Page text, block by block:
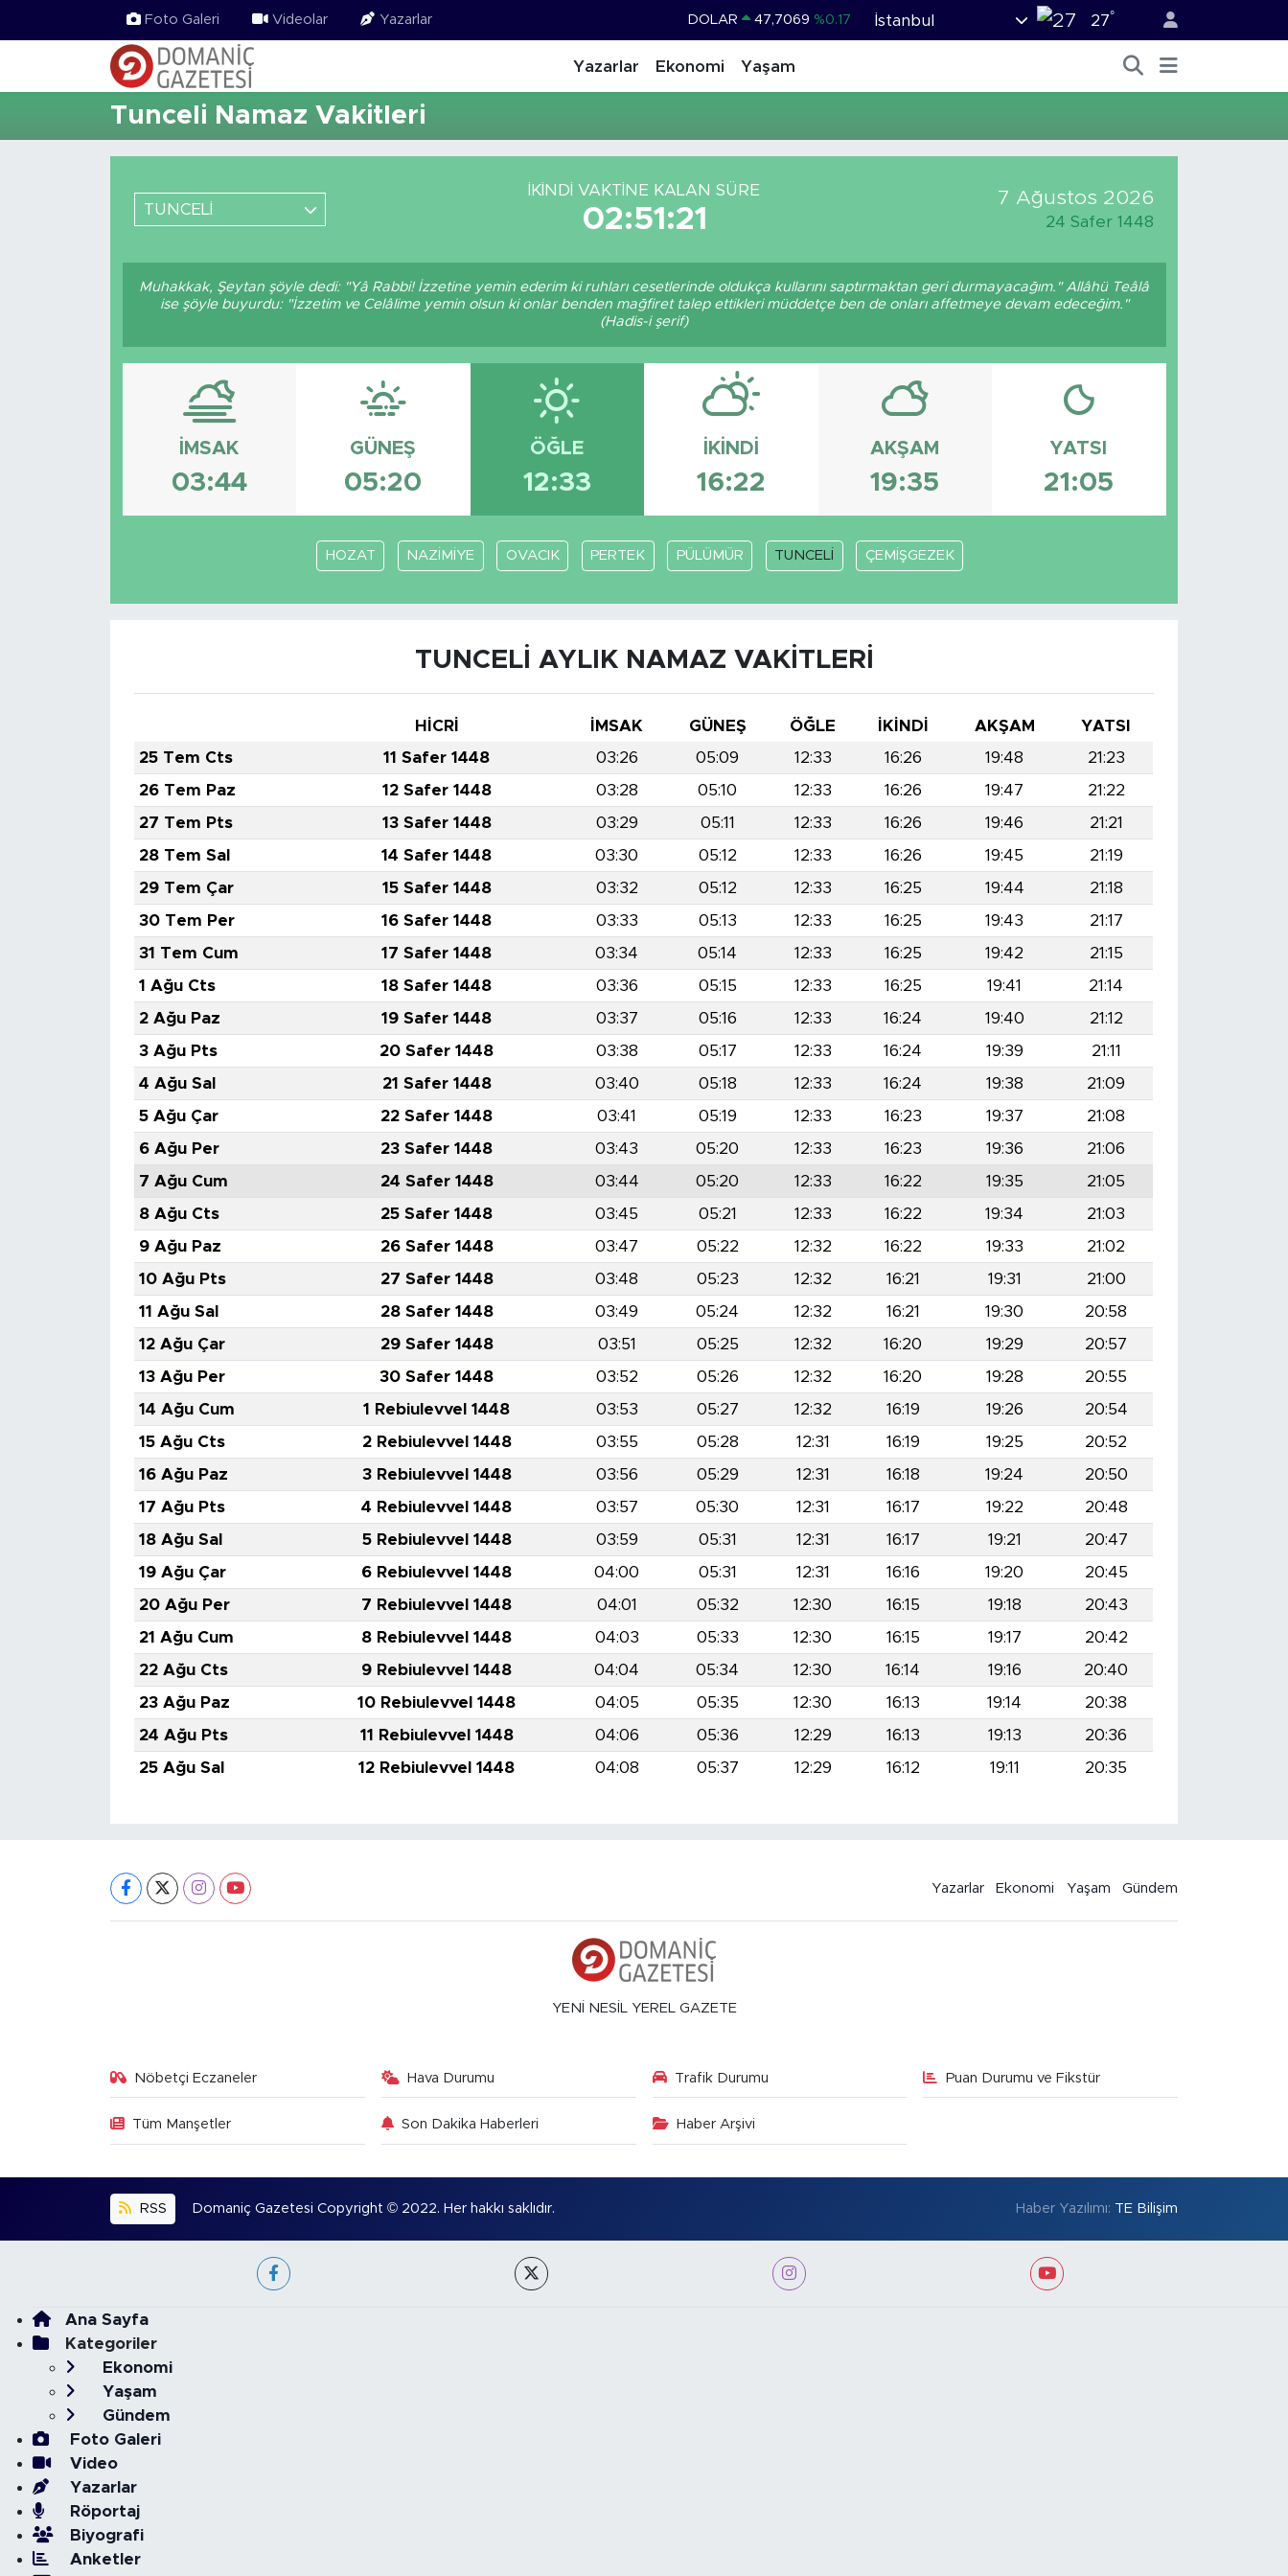
Foto Galeri Videolar Yazarlar DOLAR 47,7069 %0.17
STERLİN 64,1897 %0.02
BİST100 13.887 %64
BITCOIN 64.360,53
İstanbul 27°
Yazarlar Ekonomi Yaşam
Tunceli Namaz Vakitleri
TUNCELİ
İKINDI VAKTINE KALAN SÜRE
02:51:21
7 Ağustos 2026
24 Safer 1448
Muhakkak, Şeytan şöyle dedi: "Yâ Rabbi! İzzetine yemin ederim ki ruhları cesetlerinde oldukça kullarını saptırmaktan geri durmayacağım." Allâhü Teâlâ
ise şöyle buyurdu: "İzzetim ve Celâlime yemin olsun ki onlar benden mağfiret talep ettikleri müddetçe ben de onları affetmeye devam edeceğim."
(Hadis-i şerif)
İMSAK
03:44
GÜNEŞ
05:20
ÖĞLE
12:33
İKINDI
16:22
AKŞAM
19:35
YATSI
21:05
HOZAT NAZİMİYE OVACIK PERTEK PÜLÜMÜR TUNCELİ ÇEMİŞGEZEK
TUNCELİ AYLIK NAMAZ VAKITLERI
HİCRİ İMSAK GÜNEŞ ÖĞLE İKINDI AKŞAM
YATSI
25 Tem Cts
11 Safer 1448 03:26 05:09 12:33 16:26 19:48
21:23
26 Tem Paz
12 Safer 1448 03:28 05:10 12:33 16:26 19:47
21:22
27 Tem Pts
13 Safer 1448 03:29 05:11 12:33 16:26 19:46
21:21
28 Tem Sal
14 Safer 1448 03:30 05:12 12:33 16:26 19:45
21:19
29 Tem Çar
15 Safer 1448 03:32 05:12 12:33 16:25 19:44
21:18
30 Tem Per
16 Safer 1448 03:33 05:13 12:33 16:25 19:43
21:17
31 Tem Cum
17 Safer 1448 03:34 05:14 12:33 16:25 19:42
21:15
1 Ağu Cts
18 Safer 1448 03:36 05:15 12:33 16:25 19:41
21:14
2 Ağu Paz
19 Safer 1448 03:37 05:16 12:33 16:24 19:40
21:12
3 Ağu Pts
20 Safer 1448 03:38 05:17 12:33 16:24 19:39
21:11
4 Ağu Sal
21 Safer 1448 03:40 05:18 12:33 16:24 19:38
21:09
5 Ağu Çar
22 Safer 1448 03:41 05:19 12:33 16:23 19:37
21:08
6 Ağu Per
23 Safer 1448 03:43 05:20 12:33 16:23 19:36
21:06
7 Ağu Cum
24 Safer 1448 03:44 05:20 12:33 16:22 19:35
21:05
8 Ağu Cts
25 Safer 1448 03:45 05:21 12:33 16:22 19:34
21:03
9 Ağu Paz
26 Safer 1448 03:47 05:22 12:32 16:22 19:33
21:02
10 Ağu Pts
27 Safer 1448 03:48 05:23 12:32 16:21 19:31
21:00
11 Ağu Sal
28 Safer 1448 03:49 05:24 12:32 16:21 19:30
20:58
12 Ağu Çar
29 Safer 1448 03:51 05:25 12:32 16:20 19:29
20:57
13 Ağu Per
30 Safer 1448 03:52 05:26 12:32 16:20 19:28
20:55
14 Ağu Cum
1 Rebiulevvel 1448 03:53 05:27 12:32 16:19 19:26
20:54
15 Ağu Cts
2 Rebiulevvel 1448 03:55 05:28 12:31 16:19 19:25
20:52
16 Ağu Paz
3 Rebiulevvel 1448 03:56 05:29 12:31 16:18 19:24
20:50
17 Ağu Pts
4 Rebiulevvel 1448 03:57 05:30 12:31 16:17 19:22
20:48
18 Ağu Sal
5 Rebiulevvel 1448 03:59 05:31 12:31 16:17 19:21
20:47
19 Ağu Çar
6 Rebiulevvel 1448 04:00 05:31 12:31 16:16 19:20
20:45
20 Ağu Per
7 Rebiulevvel 1448 04:01 05:32 12:30 16:15 19:18
20:43
21 Ağu Cum
8 Rebiulevvel 1448 04:03 05:33 12:30 16:15 19:17
20:42
22 Ağu Cts
9 Rebiulevvel 1448 04:04 05:34 12:30 16:14 19:16
20:40
23 Ağu Paz
10 Rebiulevvel 1448 04:05 05:35 12:30 16:13 19:14
20:38
24 Ağu Pts
11 Rebiulevvel 1448 04:06 05:36 12:29 16:13 19:13
20:36
25 Ağu Sal
12 Rebiulevvel 1448 04:08 05:37 12:29 16:12 19:11 20:35
Yazarlar Ekonomi Yaşam Gündem
YENİ NESİL YEREL GAZETE
Nöbetçi Eczaneler Hava Durumu Trafik Durumu Puan Durumu ve Fikstür
Tüm Manşetler Son Dakika Haberleri Haber Arşivi
RSS Domaniç Gazetesi Copyright © 2022. Her hakkı saklıdır. Haber Yazılımı: TE Bilişim
Ana Sayfa
Kategoriler
Ekonomi
Yaşam
Gündem
Foto Galeri
Video
Yazarlar
Röportaj
Biyografi
Anketler